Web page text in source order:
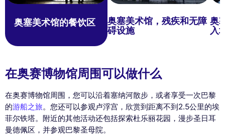
奥塞美术馆的餐饮区
奥塞美术馆，残疾和无障
碍设施
奥
入
在奥赛博物馆周围可以做什么
在奥赛博物馆周围，您可以沿着塞纳河散步，或者享受一次巴黎
的游船之旅。您还可以参观卢浮宫，欣赏到距离不到2.5公里的埃
菲尔铁塔。附近的其他活动还包括探索杜乐丽花园，漫步圣日耳
曼德佩区，并参观巴黎圣母院。